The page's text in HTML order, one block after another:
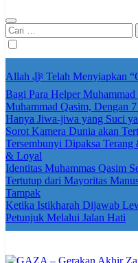
Cari
untuk:
Allah ﷻ Telah Menyiapkan “Gua Ashabul Kahfi” Akhir Zaman
Bagi Para Helper
Muhammad Qasim, Dengan
Hanya Jiwa-jiwa yang Suci
Sorot Kamera Dunia akan
Tersembunyi Dipaksa
& Loyal
Identitas Muhammas Qasim
Tertutup dari Mayoritas
Tampak
Ketika Istikharah Dijawab
Petunjuk Melalui Jalan Hati